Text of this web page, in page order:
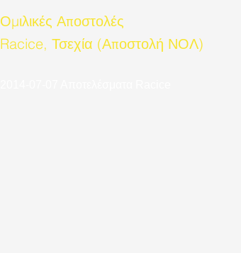
Ομιλικές Αποστολές
Racice, Τσεχία (Αποστολή ΝΟΛ)